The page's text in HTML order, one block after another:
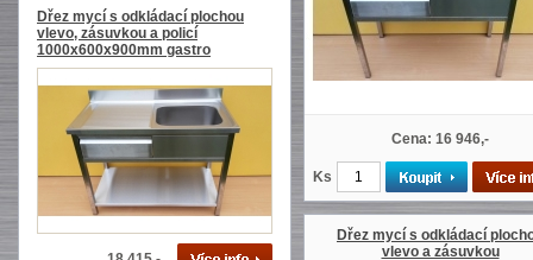
Dřez mycí s odkládací plochou
vlevo, zásuvkou a policí
1000x600x900mm gastro
Cena: 16 946,-
Ks
Dřez mycí s odkládací
vlevo a zásuvkou